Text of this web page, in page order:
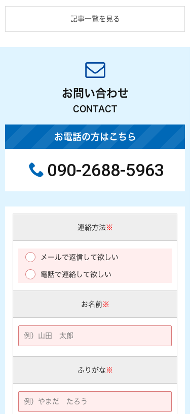
記事一覧を見る
お問い合わせ
CONTACT
お電話の方はこちら
090-2688-5963
連絡方法※
メールで返信して欲しい
電話で連絡して欲しい
お名前※
ふりがな※